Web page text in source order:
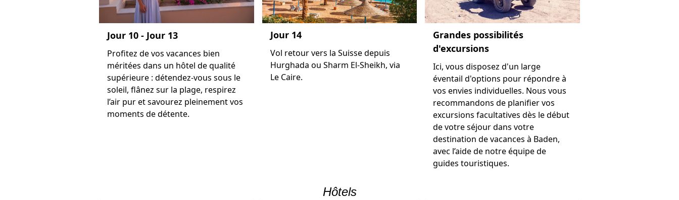
Jour 10 - Jour 13
Profitez de vos vacances bien
méritées dans un hôtel de qualité
supérieure : détendez-vous sous le
soleil, flânez sur la plage, respirez
l’air pur et savourez pleinement vos
moments de détente.
Jour 14
Vol retour vers la Suisse depuis
Hurghada ou Sharm El-Sheikh, via
Le Caire.
Grandes possibilités
d'excursions
Ici, vous disposez d'un large
éventail d'options pour répondre à
vos envies individuelles. Nous vous
recommandons de planifier vos
excursions facultatives dès le début
de votre séjour dans votre
destination de vacances à Baden,
avec l’aide de notre équipe de
guides touristiques.
Hôtels